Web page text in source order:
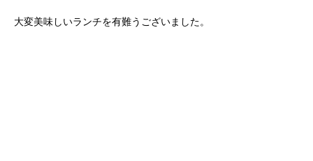
大変美味しいランチを有難うございました。